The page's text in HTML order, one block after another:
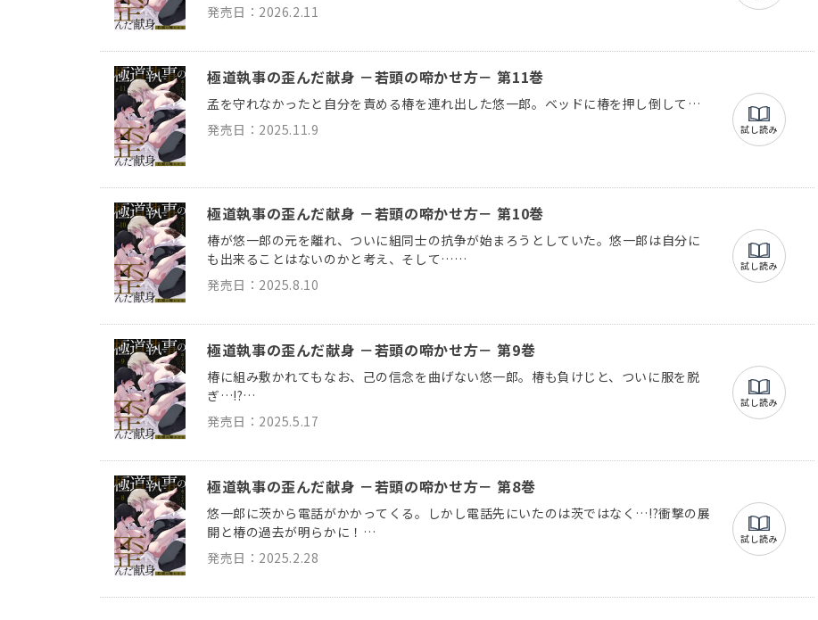
発売日：2026.2.11
極道執事の歪んだ献身 －若頭の啼かせ方－ 第11巻
孟を守れなかったと自分を責める椿を連れ出した悠一郎。ベッドに椿を押し倒して…
発売日：2025.11.9
試し読み
極道執事の歪んだ献身 －若頭の啼かせ方－ 第10巻
椿が悠一郎の元を離れ、ついに組同士の抗争が始まろうとしていた。悠一郎は自分に
も出来ることはないのかと考え、そして…
発売日：2025.8.10
試し読み
極道執事の歪んだ献身 －若頭の啼かせ方－ 第9巻
椿に組み敷かれてもなお、己の信念を曲げない悠一郎。椿も負けじと、ついに服を脱
ぎ…!?
発売日：2025.5.17
試し読み
極道執事の歪んだ献身 －若頭の啼かせ方－ 第8巻
悠一郎に茨から電話がかかってくる。しかし電話先にいたのは茨ではなく…!?衝撃の展
開と椿の過去が明らかに！
発売日：2025.2.28
試し読み